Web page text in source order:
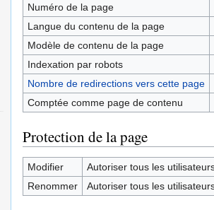
Numéro de la page
Langue du contenu de la page
Modèle de contenu de la page
Indexation par robots
Nombre de redirections vers cette page
Comptée comme page de contenu
Protection de la page
Modifier
Autoriser tous les
Renommer
Autoriser tous les